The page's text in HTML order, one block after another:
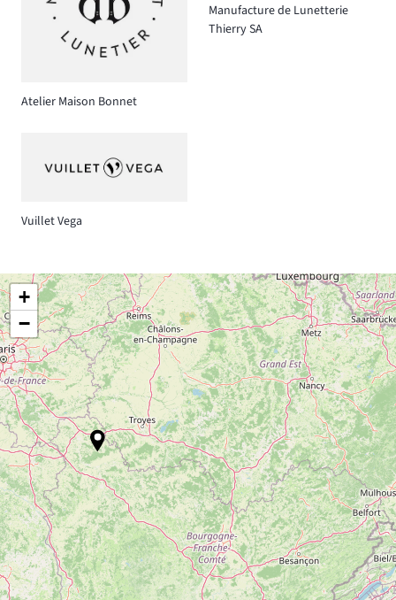
Atelier Maison Bonnet
Manufacture de Lunetterie
Thierry SA
Vuillet Vega
+
−